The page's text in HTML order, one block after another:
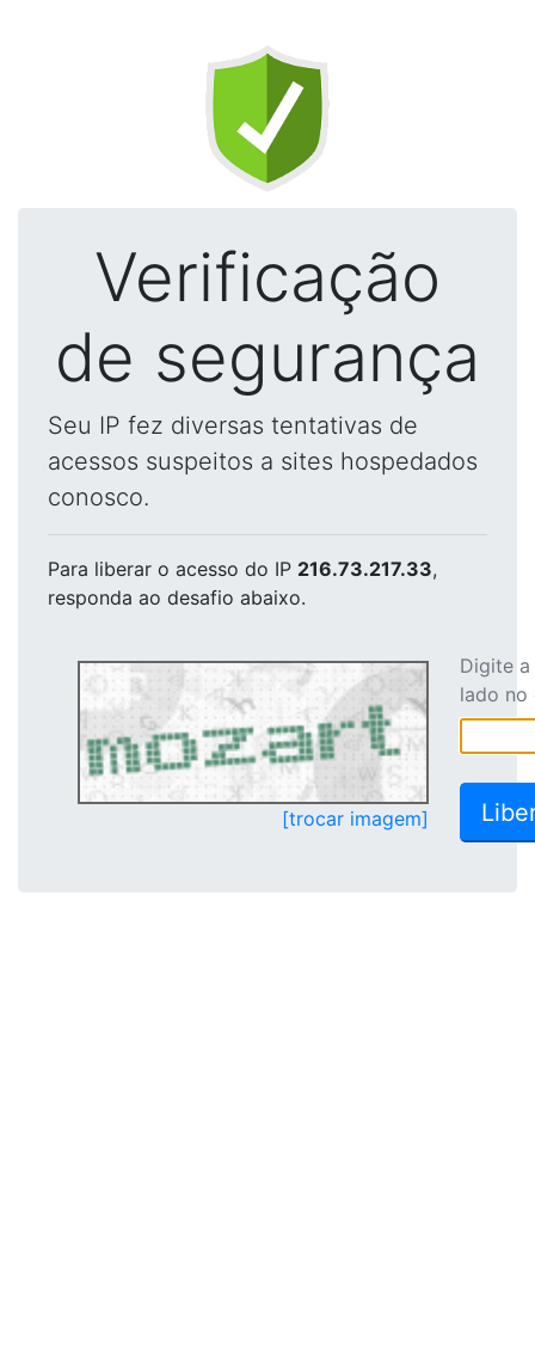
Verificação
de segurança
Seu IP fez diversas tentativas de
acessos suspeitos a sites hospedados
conosco.
Para liberar o acesso do IP 216.73.217.33,
responda ao desafio abaixo.
[trocar imagem]
Digite
lado no